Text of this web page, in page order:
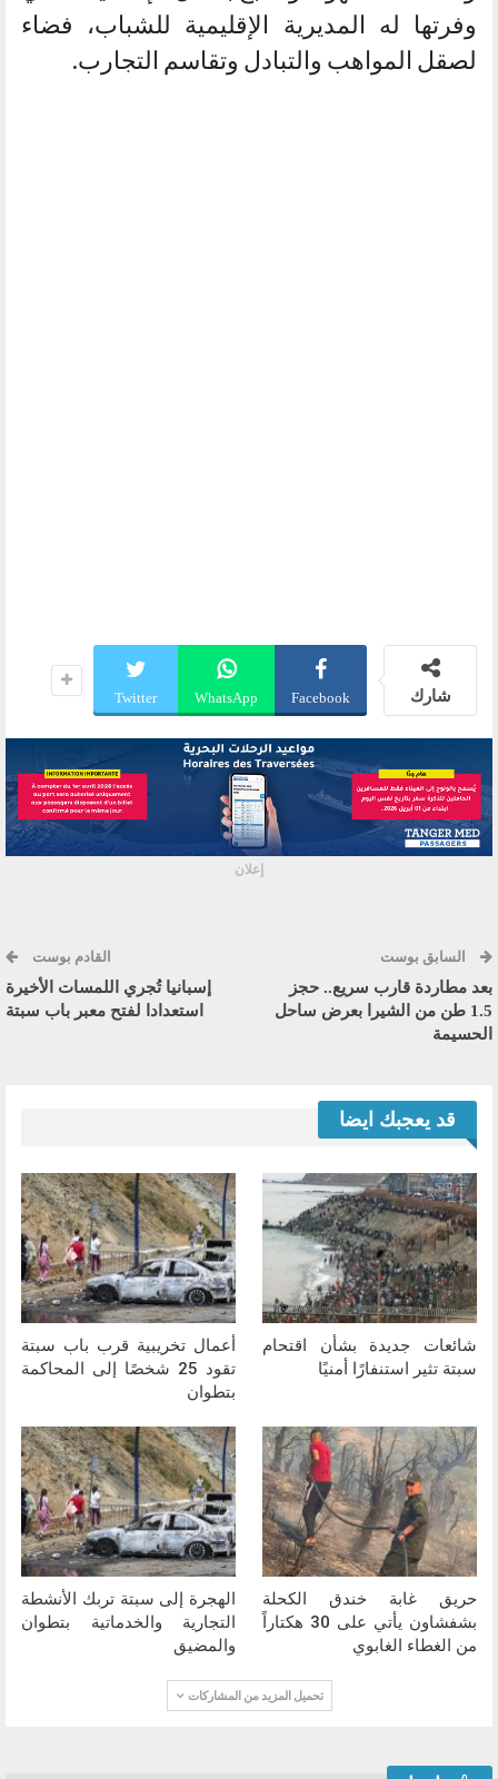
وفرتها له المديرية الإقليمية للشباب، فضاء
لصقل المواهب والتبادل وتقاسم التجارب.
شارك Facebook
WhatsApp
Twitter
إعلان
السابق بوست
بعد مطاردة قارب سريع.. حجز
1.5 طن من الشيرا بعرض ساحل
الحسيمة
القادم بوست
إسبانيا تُجري اللمسات الأخيرة
استعدادا لفتح معبر باب سبتة
قد يعجبك ايضا
شائعات جديدة بشأن اقتحام
سبتة تثير استنفارًا أمنيًا
أعمال تخريبية قرب باب سبتة
تقود 25 شخصًا إلى المحاكمة
بتطوان
حريق غابة خندق الكحلة
بشفشاون يأتي على 30 هكتاراً
من الغطاء الغابوي
الهجرة إلى سبتة تربك الأنشطة
التجارية والخدماتية بتطوان
والمضيق
تحميل المزيد من المشاركات